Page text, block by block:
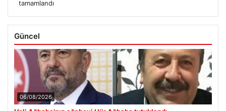
tamamlandı
Güncel
06/08/2026